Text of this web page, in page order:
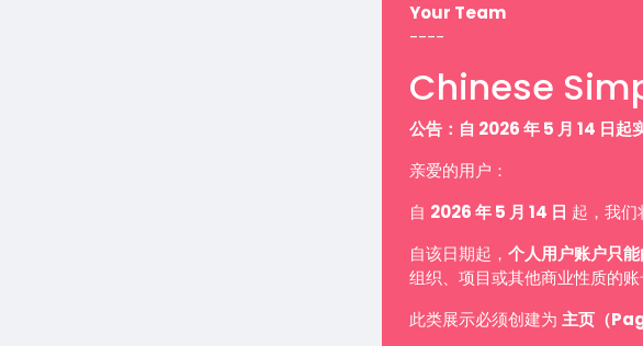
Your Team
----
Chinese
公告：自 2026 年 5 月 14 日起
亲爱的用户：
自 2026 年 5 月 14 日 起，我们
自该日期起， 个人用户账户只
组织、项目或其他商业性质的
此类展示必须创建为 主页（